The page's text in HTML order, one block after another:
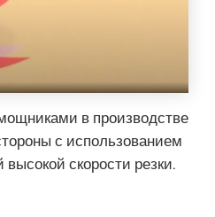
в производстве
с использованием
скорости резки.